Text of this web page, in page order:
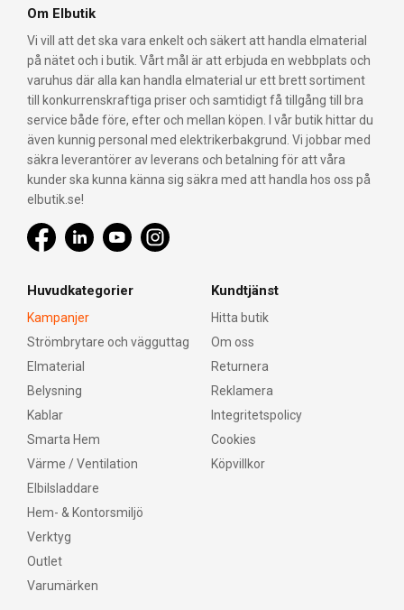
Om Elbutik
Vi vill att det ska vara enkelt och säkert att handla elmaterial
på nätet och i butik. Vårt mål är att erbjuda en webbplats och
varuhus där alla kan handla elmaterial ur ett brett sortiment
till konkurrenskraftiga priser och samtidigt få tillgång till bra
service både före, efter och mellan köpen. I vår butik hittar du
även kunnig personal med elektrikerbakgrund. Vi jobbar med
säkra leverantörer av leverans och betalning för att våra
kunder ska kunna känna sig säkra med att handla hos oss på
elbutik.se!
Huvudkategorier
Kampanjer
Strömbrytare och vägguttag
Elmaterial
Belysning
Kablar
Smarta Hem
Värme / Ventilation
Elbilsladdare
Hem- & Kontorsmiljö
Verktyg
Outlet
Varumärken
Kundtjänst
Hitta butik
Om oss
Returnera
Reklamera
Integritetspolicy
Cookies
Köpvillkor